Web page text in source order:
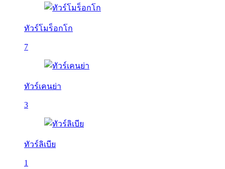
ทัวร์โมร็อกโก
7
ทัวร์เคนย่า
3
ทัวร์ลิเบีย
1